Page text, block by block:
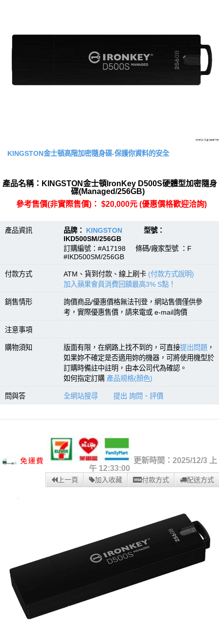
KINGSTON金士頓高階加密隨身碟-保護你資料的安全
產品名稱：KINGSTON金士頓IronKey D500S硬體型加密隨身
碟(Managed/256GB)
參考售價(非實際售價)： $20,000元 (優惠價格歡迎洽詢)
產品資訊 品牌： KINGSTON 型號：
IKD500SM/256GB
訂購編號：#A17198 條碼/廠家型號 ：F
#IKD500SM/256GB
付款方式 ATM、貨到付款、線上刷卡 (付款方式說明)
加入蘋果會員消費回饋最高3% S點！
銷售情形
詢價商品/優惠價格無法刊登，網站售價僅供參
考，實際優惠售價，請來電或 e-mail詢價
注意事項
購物須知 版面有限，在網路上找不到的，可直接提出問題 ，
如果妳不確定是否適用妳的機器，可將使用機型於
訂購時備註中註明，由本公司代為確認。
如何指定訂購 產品規格(顏色)
問與答 全網站搜尋 提出 詢問、評價
更新時間：2025/12/3 上
午 12:33:00
上一頁 加入收藏 付款方式 配送方式